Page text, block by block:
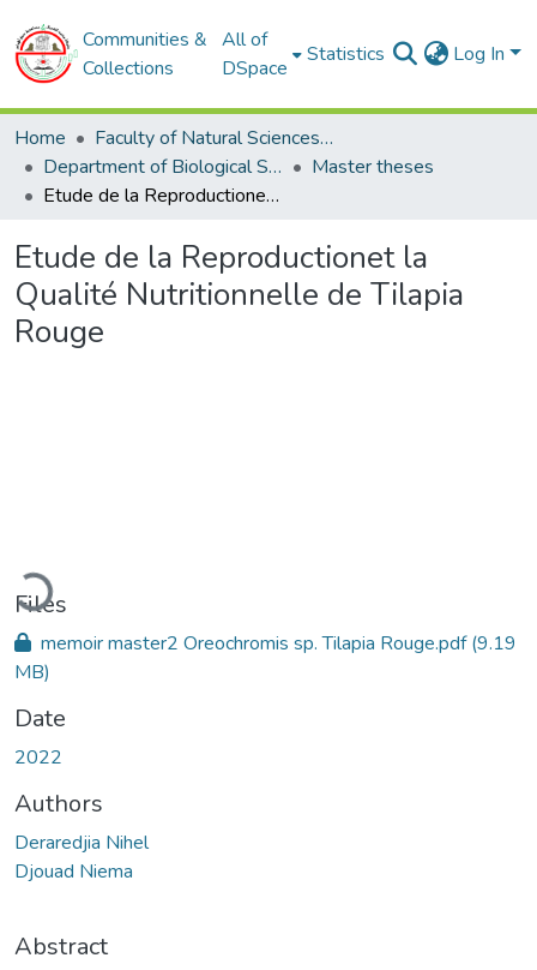
Communities &
Collections
All of
DSpace
Statistics Log In
Home
Faculty of Natural Sciences and Life
Department of Biological Sciences
Master theses
Etude de la Reproductionet la Qualité Nutritionnelle de Tilapia Rouge
Etude de la Reproductionet la
Qualité Nutritionnelle de Tilapia
Rouge
Loading...
Files
memoir master2 Oreochromis sp. Tilapia Rouge.pdf(9.19
MB)
Date
2022
Authors
Deraredjia Nihel
Djouad Niema
Abstract